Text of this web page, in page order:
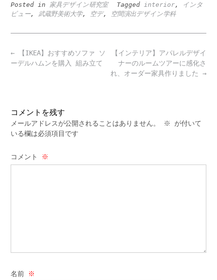
Posted in 家具デザイン研究室 Tagged interior,
インタ
ビュー, 武蔵野美術大学, 空デ, 空間演出デザイン学科
Post
navigation
【インテリア】アパレルデザイ
ナーのルームツアーに感化さ
れ、オーダー家具作りました →
← 【IKEA】おすすめソファ ソ
ーデルハムンを購入 組み立て
コメントを残す
メールアドレスが公開されることはありません。 ※
が付いて
いる欄は必須項目です
コメント ※
名前 ※